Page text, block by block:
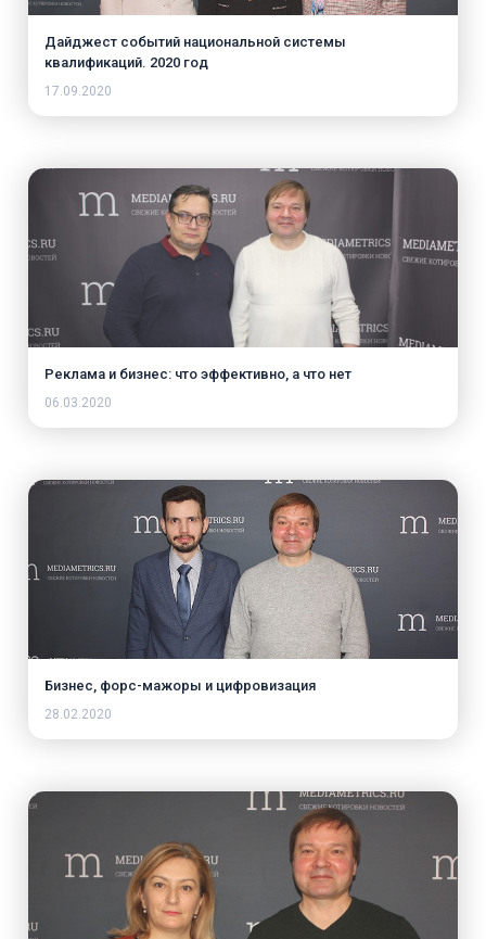
Дайджест событий национальной системы
квалификаций. 2020 год
17.09.2020
Реклама и бизнес: что эффективно, а что нет
06.03.2020
Бизнес, форс-мажоры и цифровизация
28.02.2020